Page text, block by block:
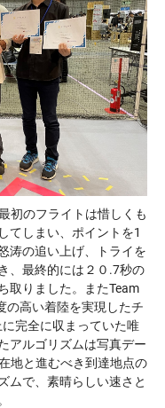
初のフライトは惜しくも
てしまい、ポイントを1
涛の追い上げ、トライを
、最終的には２０.7秒の
取りました。またTeam
の高い着陸を実現したチ
完全に収まっていた唯
アルゴリズムは写真デー
地と進むべき到達地点の
ムで、素晴らしい速さと